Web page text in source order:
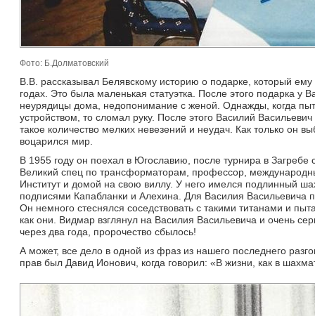
Фото: Б.Долматовский
В.В. рассказывал Белявскому историю о подарке, который
годах. Это была маленькая статуэтка. После этого подарка
неурядицы дома, недопонимание с женой. Однажды, когда
устройством, то сломал руку. После этого Василий
такое количество мелких невезений и неудач. Как только он
воцарился мир.
В 1955 году он поехал в Югославию, после турнира в
Великий спец по трансформаторам, профессор,
Институт и домой на свою виллу. У него имелся подлинный
подписями Капабланки и Алехина. Для Василия Васильевича
Он немного стеснялся соседствовать с такими титанами и
как они. Видмар взглянул на Василия Васильевича и очень
через два года, пророчество сбылось!
А может, все дело в одной из фраз из нашего последнего
прав был Давид Ионович, когда говорил: «В жизни, как в